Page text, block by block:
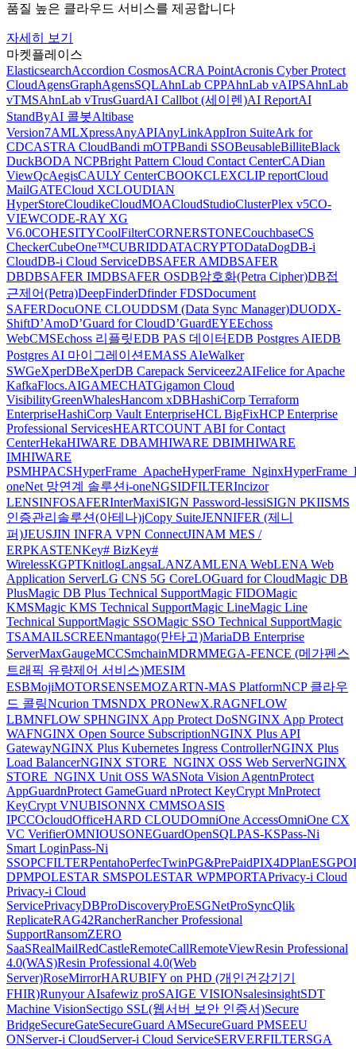
품질 높은 클라우드 서비스를 제공합니다
자세히 보기
마켓플레이스
ElasticsearchAccordion CosmosACRA PointAcronis Cyber Protect
CloudAgensGraphAgensSQLAhnLab CPPAhnLab vAIPSAhnLab
vTMSAhnLab vTrusGuardAI Callbot (세이렌)AI ReportAI
StandByAI 콜봇Altibase
Version7AMLXpressAnyAPIAnyLinkAppIron SuiteArk for
CDCASTRA CloudBandi mOTPBandi SSOBeusableBilliteBlack
DuckBODA NCPBright Pattern Cloud Contact CenterCADian
ViewQcAegisCAULY CenterCBOOKCLEXCLIP reportCloud
MailGATECloud XCLOUDIAN
HyperStoreCloudikeCloudMOACloudStudioClusterPlex v5CO-
VIEWCODE-RAY XG
V6.0COHESITYCoolFilterCORNERSTONECouchbaseCS
CheckerCubeOne™CUBRIDDATACRYPTODataDogDB-i
CloudDB-i Cloud ServiceDBSAFER AMDBSAFER
DBDBSAFER IMDBSAFER OSDB암호화(Petra Cipher)DB접
근제어(Petra)DeepFinderDfinder FDSDocument
SAFERDocuONE CLOUDDSM (Data Sync Manager)DUODX-
ShiftD’AmoD’Guard for CloudD’GuardEYEEchoss
WebCMSEchoss 리플릿EDB PAS 데이터EDB Postgres AIEDB
Postgres AI 마이그레이션EMASS AIeWalker
SWGeXperDBeXperDB Carepack Serviceez2AIFelice for Apache
KafkaFlocs.AIGAMECHATGigamon Cloud
VisibilityGreenWhalesHancom xDBHashiCorp Terraform
EnterpriseHashiCorp Vault EnterpriseHCL BigFixHCP Enterprise
Professional ServicesHEARTCOUNT ABI for Contact
CenterHekaHIWARE DBAMHIWARE DBIMHIWARE
IMHIWARE
PSMHPACSHyperFrame_ApacheHyperFrame_Nginx
oneNet 망연계 솔루션i-oneNGSIDFILTERIncizor
LENSINFOSAFERInterMaxiSIGN Password-lessiSIGN PKIISMS
인증관리솔루션(아테나)jCopy SuiteJENNIFER (제니
퍼)JEUSJIN INFRA VPN ConnectJINAM MES /
ERPKASTENKey# BizKey#
WirelessKGPTKnitlogLangsaLANZAMLENA WebLENA Web
Application ServerLG CNS 5G CoreLOGuard for CloudMagic DB
PlusMagic DB Plus Technical SupportMagic FIDOMagic
KMSMagic KMS Technical SupportMagic LineMagic Line
Technical SupportMagic SSOMagic SSO Technical SupportMagic
TSAMAILSCREENmantago(만타고)MariaDB Enterprise
ServerMaxGaugeMCCSmchainMDRMMEGA-FENCE (메가펜스
트래픽 유량제어 서비스)MESIM
ESBMojiMOTORSENSEMOZARTN-MAS PlatformNCP 클라우
드 콜링Ncurion TMSNDX PRONewX.RAGNFLOW
LBMNFLOW SPHNGINX App Protect DoSNGINX App Protect
WAFNGINX Open Source SubscriptionNGINX Plus API
GatewayNGINX Plus Kubernetes Ingress ControllerNGINX Plus
Load BalancerNGINX STORE_NGINX OSS Web ServerNGINX
STORE_NGINX Unit OSS WASNota Vision AgentnProtect
AppGuardnProtect GameGuard nProtect KeyCrypt MnProtect
KeyCrypt VNUBISONNX CMMSOASIS
IPCCOcloudOfficeHARD CLOUDOmniOne AccessOmniOne CX
VC VerifierOMNIOUSONEGuardOpenSQLPAS-KSPass-Ni
Smart LoginPass-Ni
SSOPCFILTERPentahoPerfecTwinPG&PrePaidPIX4DPlanESG
DPMPOLESTAR SMSPOLESTAR WPMPORTAPrivacy-i Cloud
Privacy-i Cloud
ServicePrivacyDBProDiscoveryProESGNetProSyncQlik
ReplicateRAG42RancherRancher Professional
SupportRansomZERO
SaaSRealMailRedCastleRemoteCallRemoteViewResin Professional
4.0(WAS)Resin Professional 4.0(Web
Server)RoseMirrorHARUBIFY on PHD (개인건강기기
FHIR)Runyour AIsafewiz proSAIGE VISIONsalesinsightSDT
Machine VisionSectigo SSL(웹서버 보안 인증서)Secure
BridgeSecureGateSecureGuard AMSecureGuard PMSEEU
ONServer-i CloudServer-i Cloud ServiceSERVERFILTERSGA